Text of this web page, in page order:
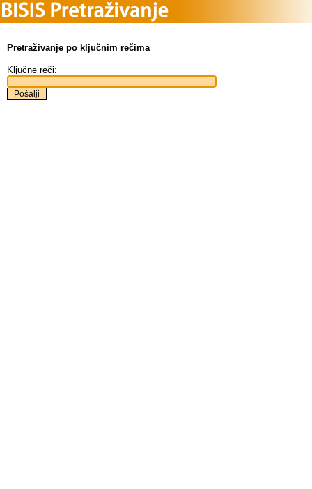
Pretraživanje po ključnim rečima
Ključne reči: